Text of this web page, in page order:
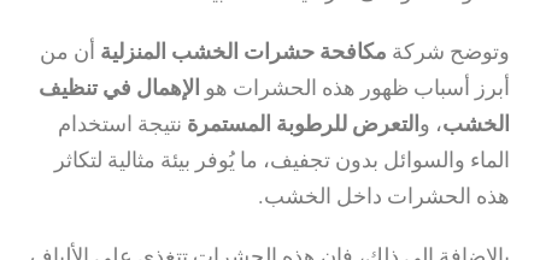
وتوضح شركة مكافحة حشرات الخشب المنزلية أن من
أبرز أسباب ظهور هذه الحشرات هو الإهمال في تنظيف
الخشب، و التعرض للرطوبة المستمرة نتيجة استخدام
الماء والسوائل بدون تجفيف، ما يُوفر بيئة مثالية لتكاثر
هذه الحشرات داخل الخشب.